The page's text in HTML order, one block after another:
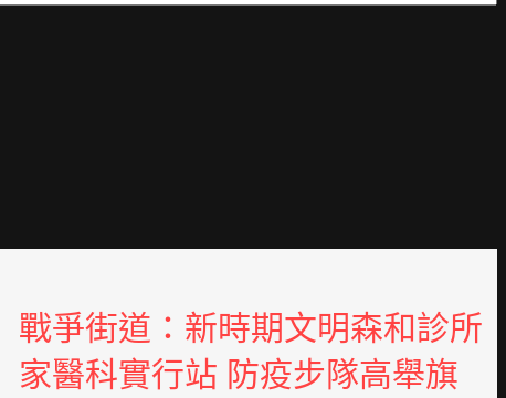
戰爭街道：新時期文明森和診所
家醫科實行站 防疫步隊高舉旗